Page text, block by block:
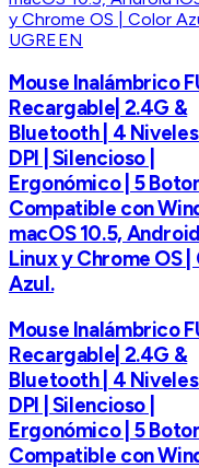
UGREEN
Mouse Inalámbrico
Recargable| 2.4G &
Bluetooth | 4
DPI | Silencioso |
Ergonómico | 5
Compatible con
macOS 10.5,
Linux y Chrome OS |
Azul.
Mouse Inalámbrico
Recargable| 2.4G &
Bluetooth | 4
DPI | Silencioso |
Ergonómico | 5
Compatible con